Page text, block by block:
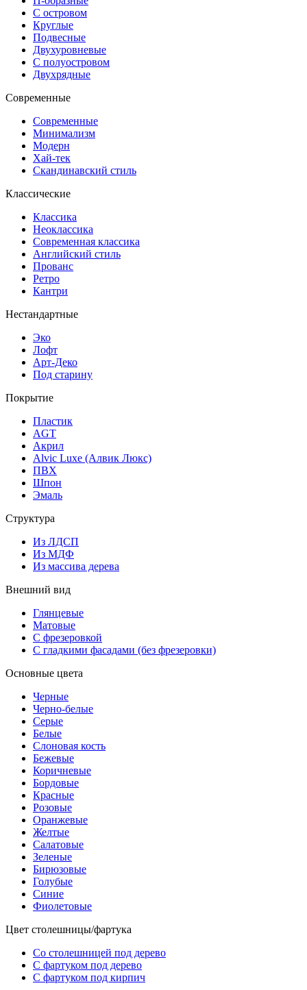
С островом
Круглые
Подвесные
Двухуровневые
С полуостровом
Двухрядные
Современные
Современные
Минимализм
Модерн
Хай-тек
Скандинавский стиль
Классические
Классика
Неоклассика
Современная классика
Английский стиль
Прованс
Ретро
Кантри
Нестандартные
Эко
Лофт
Арт-Деко
Под старину
Покрытие
Пластик
AGT
Акрил
Alvic Luxe (Алвик Люкс)
ПВХ
Шпон
Эмаль
Структура
Из ЛДСП
Из МДФ
Из массива дерева
Внешний вид
Глянцевые
Матовые
С фрезеровкой
С гладкими фасадами (без фрезеровки)
Основные цвета
Черные
Черно-белые
Серые
Белые
Слоновая кость
Бежевые
Коричневые
Бордовые
Красные
Розовые
Оранжевые
Желтые
Салатовые
Зеленые
Бирюзовые
Голубые
Синие
Фиолетовые
Цвет столешницы/фартука
Со столешницей под дерево
С фартуком под дерево
С фартуком под кирпич